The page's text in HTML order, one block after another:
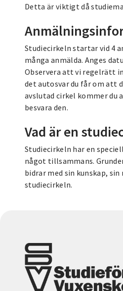
Detta är viktigt då
Studiecirkeln startar vid 4
många anmälda. Anges
Observera att vi regelrätt
det autosvar du får om att
avslutad cirkel kommer
besvara den.
Vad är en
Studiecirkeln har en
något tillsammans.
bidrar med sin kunskap,
studiecirkeln.